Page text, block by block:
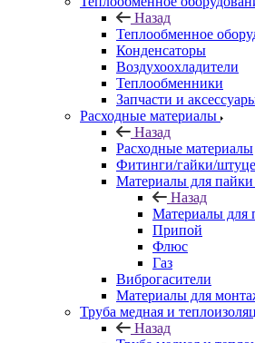
Назад
Теплообменное
Конденсаторы
Воздухоохладители
Теплообменники
Запчасти и
Расходные материалы
Назад
Расходные материалы
Фитинги/гайки/
Материалы для пайки
Назад
Материалы для
Припой
Флюс
Газ
Виброгасители
Материалы для
Труба медная и
Назад